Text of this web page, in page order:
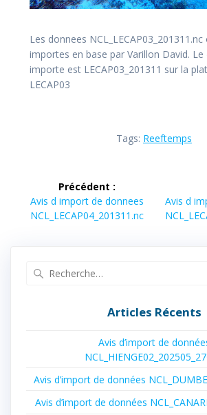
Les donnees
importes en base par Varillon David. Le
importe est LECAP03_201311 sur la
LECAP03
Tags: Reeftemps
Navigation
de
Précédent :
Article
précédent :
Avis d import de donnees
NCL_LECAP04_201311.nc
Article
suivant :
Avis d
Articles Récents
Avis d’import de
Avis d’import de données
Avis d’import de données